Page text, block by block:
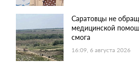
Саратовцы не
медицинской
смога
16:09, 6 августа 2026